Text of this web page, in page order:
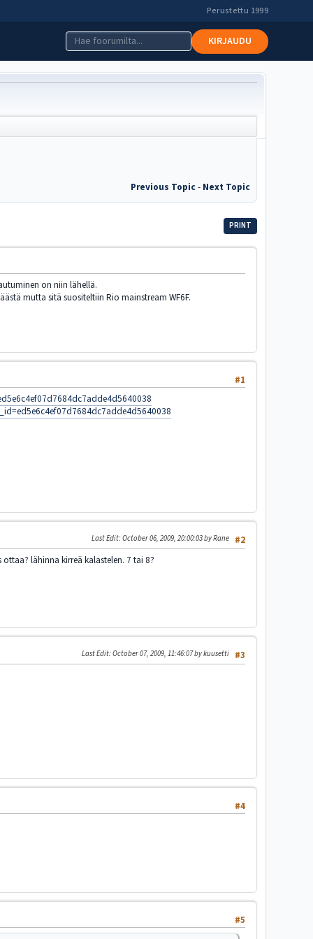
Perustettu 1999
KIRJAUDU
Previous Topic- Next Topic
PRINT
on niin lähellä.
mutta sitä suositeltiin Rio mainstream WF6F.
#1
#2
Last Edit: October 06, 2009, 20:00:03 by Rane
lähinna kirreä kalastelen. 7 tai 8?
#3
Last Edit: October 07, 2009, 11:46:07 by kuusetti
#4
#5